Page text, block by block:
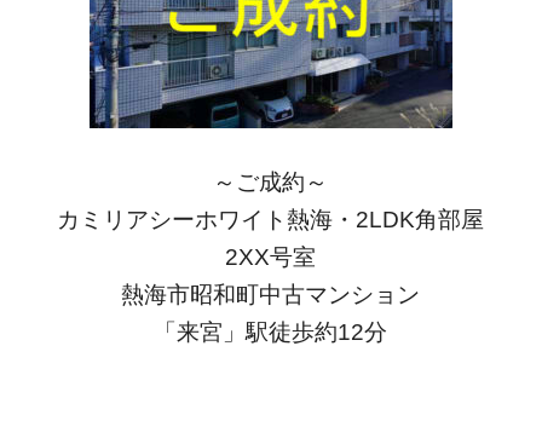
～ご成約～
カミリアシーホワイト熱海・2LDK角部屋
2XX号室
熱海市昭和町中古マンション
「来宮」駅徒歩約12分